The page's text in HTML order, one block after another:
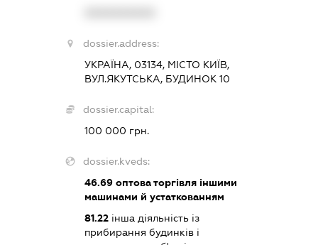
dossier.address:
УКРАЇНА, 03134, МІСТО КИЇВ,
ВУЛ.ЯКУТСЬКА, БУДИНОК 10
dossier.capital:
100 000 грн.
dossier.kveds:
46.69оптова торгівля іншими
машинами й устаткованням
81.22інша діяльність із
прибирання будинків і